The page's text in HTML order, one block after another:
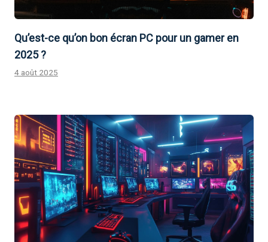
Qu’est-ce qu’on bon écran PC pour un gamer en
2025 ?
4 août 2025